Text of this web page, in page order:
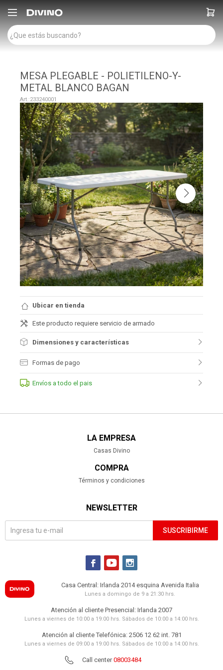

MESA PLEGABLE - POLIETILENO-Y-
METAL BLANCO BAGAN
233240001
Ubicar en tienda
Este producto requiere servicio de armado
Dimensiones y características
Formas de pago
Envíos a todo el pais
LA EMPRESA
Casas Divino
COMPRA
Términos y condiciones
NEWSLETTER
SUSCRIBIRME
  
Casa Central: Irlanda 2014 esquina Avenida Italia
Lunes a domingo de 9 a 21:30 hrs.
Atención al cliente Presencial: Irlanda 2007
Lunes a viernes de 10:00 a 19:00 hrs. Sábados de 10:00 a 14:00 hrs.
Atención al cliente Telefónica: 2506 12 62 int. 781
Lunes a viernes de 09:00 a 19:00 hrs. Sábados de 10:00 a 14:00 hrs.
Call center08003484